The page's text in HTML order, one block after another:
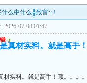
么中什么╬致富~！
2026-07-08 01:47
u
真材实料。就是高手
材实料。就是高手！顶。。。